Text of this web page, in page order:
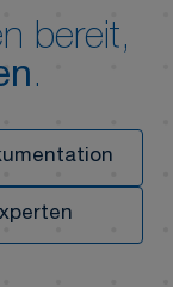
bereit,
.